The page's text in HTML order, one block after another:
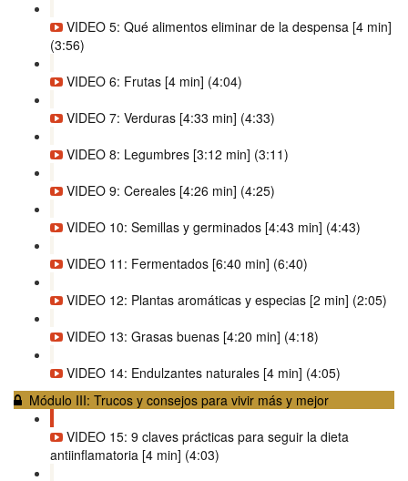
VIDEO 5: Qué alimentos eliminar de la despensa [4 min]
(3:56)
VIDEO 6: Frutas [4 min] (4:04)
VIDEO 7: Verduras [4:33 min] (4:33)
VIDEO 8: Legumbres [3:12 min] (3:11)
VIDEO 9: Cereales [4:26 min] (4:25)
VIDEO 10: Semillas y germinados [4:43 min] (4:43)
VIDEO 11: Fermentados [6:40 min] (6:40)
VIDEO 12: Plantas aromáticas y especias [2 min] (2:05)
VIDEO 13: Grasas buenas [4:20 min] (4:18)
VIDEO 14: Endulzantes naturales [4 min] (4:05)
Módulo III: Trucos y consejos para vivir más y mejor
VIDEO 15: 9 claves prácticas para seguir la dieta
antiinflamatoria [4 min] (4:03)